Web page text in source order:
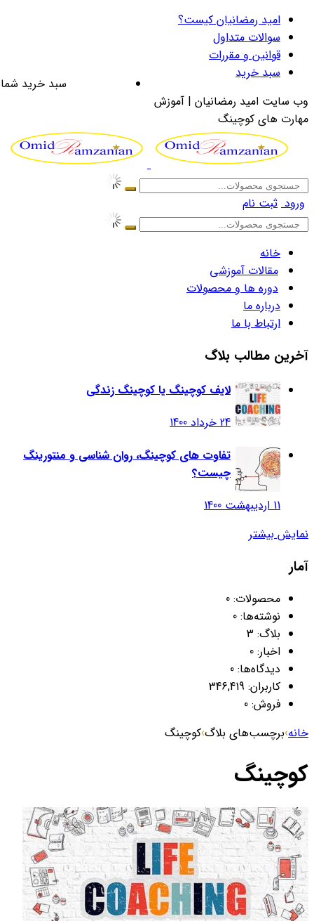
امید رمضانیان کیست؟
سوالات متداول
قوانین و مقررات
سبد خرید
سبد خرید
وب سایت امید رمضانیان | آموزش
مهارت های کوچینگ
ورود ثبت نام
خانه
مقالات آموزشی
دوره ها و محصولات
درباره ما
ارتباط با ما
آخرین مطالب بلاگ
لایف کوچینگ یا کوچینگ زندگی
24 خرداد 1400
تفاوت های کوچینگ، روان شناسی و منتورینگ
چیست؟
11 اردیبهشت 1400
نمایش بیشتر
آمار
محصولات: 0
نوشته‌ها: 0
بلاگ: 3
اخبار: 0
دیدگاه‌ها: 0
کاربران: 346,419
فروش: 0
خانه›برچسب‌های بلاگ›کوچینگ
کوچینگ